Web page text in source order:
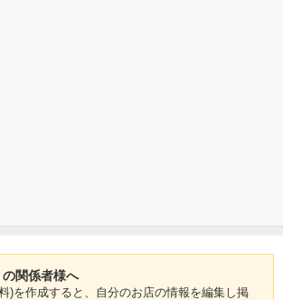
の関係者様へ
)を作成すると、自分のお店の情報を編集し掲